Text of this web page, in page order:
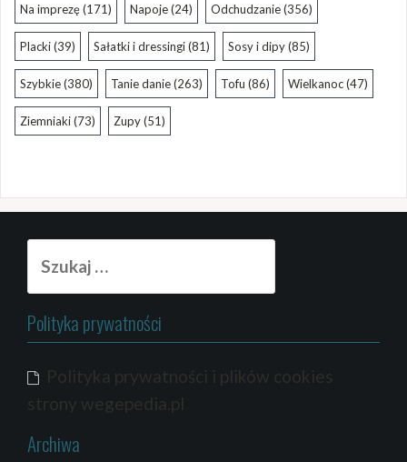
Na imprezę(171) Napoje(24) Odchudzanie(356)
Placki(39) Sałatki i dressingi(81) Sosy i dipy(85)
Szybkie(380) Tanie danie(263) Tofu (86) Wielkanoc(47)
Ziemniaki(73) Zupy(51)
Polityka prywatności
Polityka prywatności i plików cookies
strony wegepedia.pl
Archiwa